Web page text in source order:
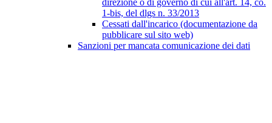
direzione o di governo di cui all'art. 14, co.
1-bis, del dlgs n. 33/2013
Cessati dall'incarico (documentazione da
pubblicare sul sito web)
Sanzioni per mancata comunicazione dei dati